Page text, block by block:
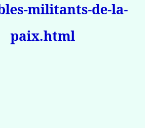
militants-de-la-
paix.html